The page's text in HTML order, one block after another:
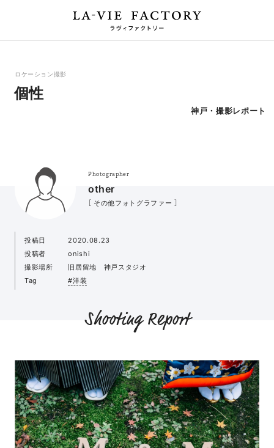
ロケーション撮影
個性
神戸・撮影レポート
Photographer
other
［ その他フォトグラファー ］
投稿日
2020.08.23
投稿者
onishi
撮影場所
旧居留地 神戸スタジオ
Tag
#洋装
Shooting Report